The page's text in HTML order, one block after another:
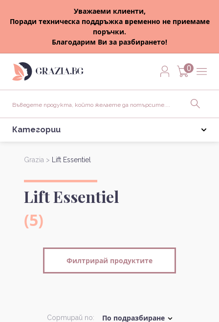
Уважаеми клиенти,
Поради техническа поддръжка временно не приемаме
поръчки.
Благодарим Ви за разбирането!
0
Категории
Grazia > Lift Essentiel
Lift Essentiel
(5)
Филтрирай продуктите
Сортирай по: